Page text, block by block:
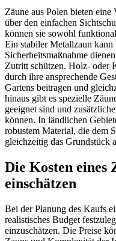
Zäune aus Polen bieten
über den einfachen
können sie sowohl
Ein stabiler Metallzaun kann
Sicherheitsmaßnahme
Zutritt schützen. Holz- oder
durch ihre ansprechende
Gartens beitragen und
hinaus gibt es spezielle
geeignet sind und
können. In ländlichen
robustem Material, die dem
gleichzeitig das Grundstück
Die Kosten eines
einschätzen
Bei der Planung des Kaufs
realistisches Budget
einzuschätzen. Die Preise